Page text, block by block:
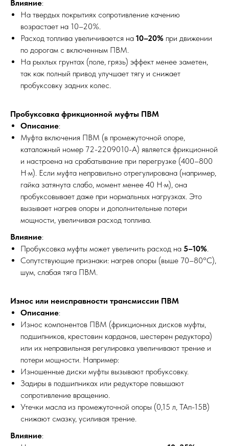
Влияние:
На твердых покрытиях сопротивление качению
возрастает на 10–20%.
Расход топлива увеличивается на 10–20% при движении
по дорогам с включенным ПВМ.
На рыхлых грунтах (поле, грязь) эффект менее заметен,
так как полный привод улучшает тягу и снижает
пробуксовку задних колес.
Пробуксовка фрикционной муфты ПВМ
Описание:
Муфта включения ПВМ (в промежуточной опоре,
каталожный номер 72-2209010-А) является фрикционной
и настроена на срабатывание при перегрузке (400–800
Н·м). Если муфта неправильно отрегулирована (например,
гайка затянута слабо, момент менее 40 Н·м), она
пробуксовывает даже при нормальных нагрузках. Это
вызывает нагрев опоры и дополнительные потери
мощности, увеличивая расход топлива.
Влияние:
Пробуксовка муфты может увеличить расход на 5–10%.
Сопутствующие признаки: нагрев опоры (выше 70–80°C),
шум, слабая тяга ПВМ.
Износ или неисправности трансмиссии ПВМ
Описание:
Износ компонентов ПВМ (фрикционных дисков муфты,
подшипников, крестовин карданов, шестерен редуктора)
или их неправильная регулировка увеличивают трение и
потери мощности. Например:
Изношенные диски муфты вызывают пробуксовку.
Задиры в подшипниках или редукторе повышают
сопротивление вращению.
Утечки масла из промежуточной опоры (0,15 л, ТАп-15В)
снижают смазку, усиливая трение.
Влияние:
?